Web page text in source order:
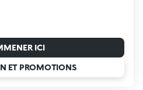
ICI
ET PROMOTIONS